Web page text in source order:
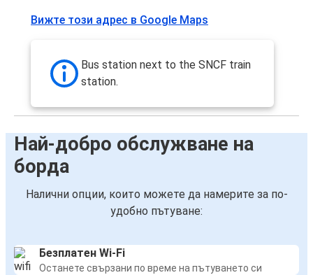
Вижте този адрес в Google Maps
Bus station next to the SNCF train
station.
Най-добро обслужване на
борда
Налични опции, които можете да намерите за по-
удобно пътуване:
Безплатен Wi-Fi
Останете свързани по време на пътуването си